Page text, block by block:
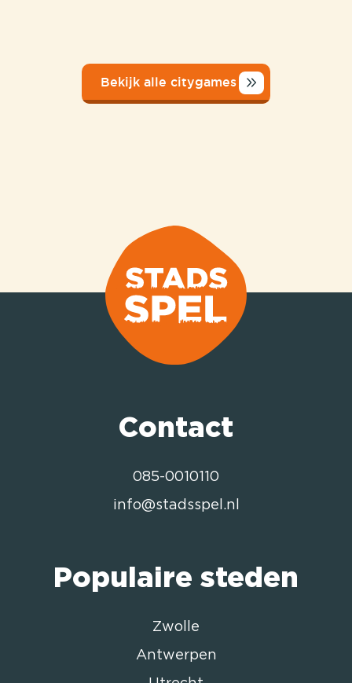
Bekijk alle citygames
Contact
085-0010110
info@stadsspel.nl
Populaire steden
Zwolle
Antwerpen